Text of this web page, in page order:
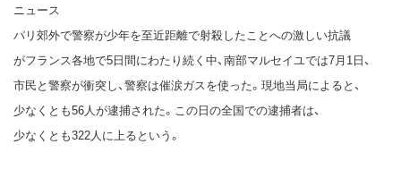
ニュース
パリ郊外で警察が少年を至近距離で射殺したことへの激しい抗議
がフランス各地で5日間にわたり続く中、南部マルセイユでは7月1日、
市民と警察が衝突し、警察は催涙ガスを使った。現地当局によると、
少なくとも56人が逮捕された。この日の全国での逮捕者は、
少なくとも322人に上るという。